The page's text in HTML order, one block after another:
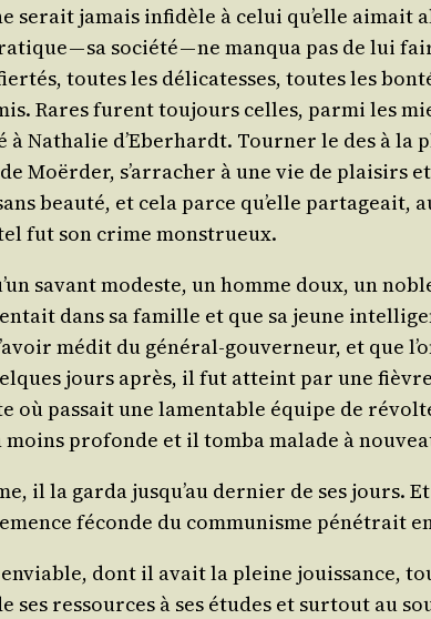
serait jamais infi­dèle à celui qu’elle
— sa socié­té — ne man­qua pas de lui
toutes les déli­ca­tesses, toutes les
Rares furent tou­jours celles, par­mi les
Natha­lie d’Eberhardt. Tour­ner le des à la
s’arracher à une vie de plai­sirs
beau­té, et cela parce qu’elle par­ta­geait,
fut son crime monstrueux.
savant modeste, un homme doux, un
dans sa famille et que sa jeune
médit du géné­ral-gou­ver­neur, et que
jours après, il fut atteint par une
pas­sait une lamen­table équipe de
pro­fonde et il tom­ba malade à
il la gar­da jusqu’au der­nier de ses jours.
féconde du com­mu­nisme péné­trait
dont il avait la pleine jouis­sance,
res­sources à ses études et sur­tout au